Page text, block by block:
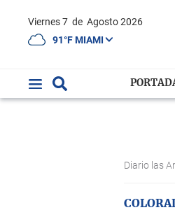
Viernes 7 de Agosto 2026
91°F MIAMI
Diario las